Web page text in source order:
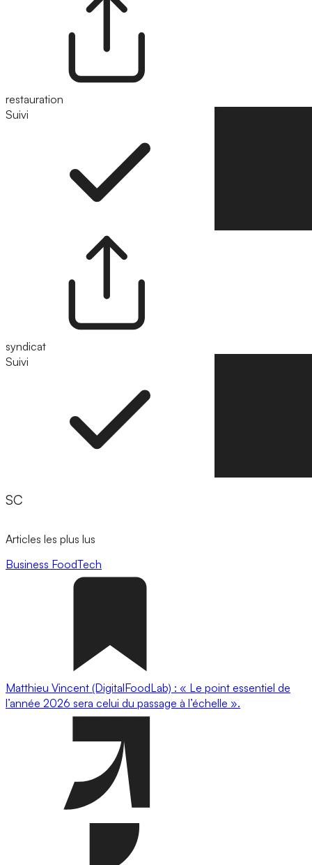
restauration
Suivi
syndicat
Suivi
SC
Articles les plus lus
Business FoodTech
Matthieu Vincent (DigitalFoodLab) : « Le point essentiel de
l’année 2026 sera celui du passage à l’échelle ».